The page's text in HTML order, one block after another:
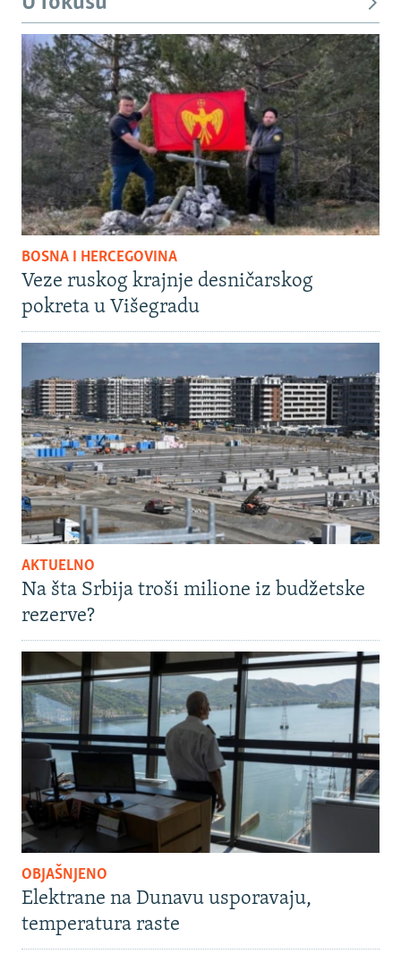
BOSNA I HERCEGOVINA
Veze ruskog krajnje desničarskog
pokreta u Višegradu
AKTUELNO
Na šta Srbija troši milione iz budžetske
rezerve?
OBJAŠNJENO
Elektrane na Dunavu usporavaju,
temperatura raste